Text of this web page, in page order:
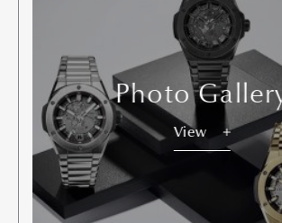
Photo
View